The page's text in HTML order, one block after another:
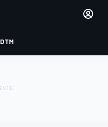
DTM